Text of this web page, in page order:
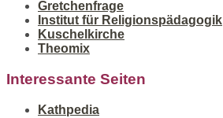
Gretchenfrage
Institut für Religionspädagogik
Kuschelkirche
Theomix
Interessante Seiten
Kathpedia